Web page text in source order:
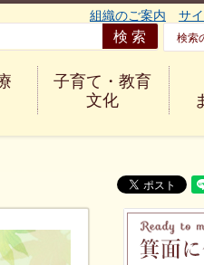
組織のご案内 サ
検索
子育て・教育
文化